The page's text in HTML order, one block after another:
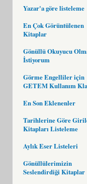
Yazar'a göre listeleme
En Çok Görüntülenen
Kitaplar
Gönüllü Okuyucu
İstiyorum
Görme Engelliler için
GETEM Kullanım
En Son Eklenenler
Tarihlerine Göre
Kitapları Listeleme
Aylık Eser Listeleri
Gönüllülerimizin
Seslendirdiği Kitaplar